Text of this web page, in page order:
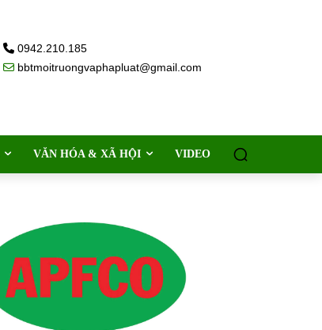
0942.210.185
bbtmoitruongvaphapluat@gmail.com
VĂN HÓA & XÃ HỘI VIDEO